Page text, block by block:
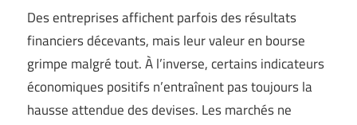
Des entreprises affichent parfois des résultats
financiers décevants, mais leur valeur en bourse
grimpe malgré tout. À l’inverse, certains indicateurs
économiques positifs n’entraînent pas toujours la
hausse attendue des devises. Les marchés ne